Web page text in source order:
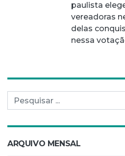
paulista
vereadoras
delas
nessa
Pesquisar por:
ARQUIVO MENSAL